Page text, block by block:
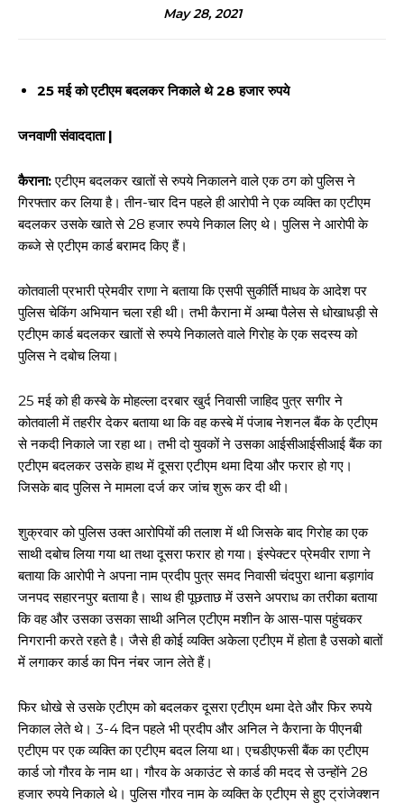
May 28, 2021
25 मई को एटीएम बदलकर निकाले थे 28 हजार रुपये
जनवाणी संवाददाता |
कैराना:एटीएम बदलकर खातों से रुपये निकालने वाले एक ठग को पुलिस ने
गिरफ्तार कर लिया है। तीन-चार दिन पहले ही आरोपी ने एक व्यक्ति का एटीएम
बदलकर उसके खाते से 28 हजार रुपये निकाल लिए थे। पुलिस ने आरोपी के
कब्जे से एटीएम कार्ड बरामद किए हैं।
कोतवाली प्रभारी प्रेमवीर राणा ने बताया कि एसपी सुकीर्ति माधव के आदेश पर
पुलिस चेकिंग अभियान चला रही थी। तभी कैराना में अम्बा पैलेस से धोखाधड़ी से
एटीएम कार्ड बदलकर खातों से रुपये निकालते वाले गिरोह के एक सदस्य को
पुलिस ने दबोच लिया।
25 मई को ही कस्बे के मोहल्ला दरबार खुर्द निवासी जाहिद पुत्र सगीर ने
कोतवाली में तहरीर देकर बताया था कि वह कस्बे में पंजाब नेशनल बैंक के एटीएम
से नकदी निकाले जा रहा था। तभी दो युवकों ने उसका आईसीआईसीआई बैंक का
एटीएम बदलकर उसके हाथ में दूसरा एटीएम थमा दिया और फरार हो गए।
जिसके बाद पुलिस ने मामला दर्ज कर जांच शुरू कर दी थी।
शुक्रवार को पुलिस उक्त आरोपियों की तलाश में थी जिसके बाद गिरोह का एक
साथी दबोच लिया गया था तथा दूसरा फरार हो गया। इंस्पेक्टर प्रेमवीर राणा ने
बताया कि आरोपी ने अपना नाम प्रदीप पुत्र समद निवासी चंदपुरा थाना बड़ागांव
जनपद सहारनपुर बताया है। साथ ही पूछताछ में उसने अपराध का तरीका बताया
कि वह और उसका उसका साथी अनिल एटीएम मशीन के आस-पास पहुंचकर
निगरानी करते रहते है। जैसे ही कोई व्यक्ति अकेला एटीएम में होता है उसको बातों
में लगाकर कार्ड का पिन नंबर जान लेते हैं।
फिर धोखे से उसके एटीएम को बदलकर दूसरा एटीएम थमा देते और फिर रुपये
निकाल लेते थे। 3-4 दिन पहले भी प्रदीप और अनिल ने कैराना के पीएनबी
एटीएम पर एक व्यक्ति का एटीएम बदल लिया था। एचडीएफसी बैंक का एटीएम
कार्ड जो गौरव के नाम था। गौरव के अकाउंट से कार्ड की मदद से उन्होंने 28
हजार रुपये निकाले थे। पुलिस गौरव नाम के व्यक्ति के एटीएम से हुए ट्रांजेक्शन